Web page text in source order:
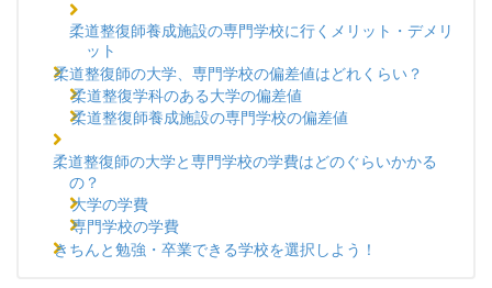
柔道整復師養成施設の専門学校に行くメリット・デメリ
ット
柔道整復師の大学、専門学校の偏差値はどれくらい？
柔道整復学科のある大学の偏差値
柔道整復師養成施設の専門学校の偏差値
柔道整復師の大学と専門学校の学費はどのぐらいかかる
の？
大学の学費
専門学校の学費
きちんと勉強・卒業できる学校を選択しよう！